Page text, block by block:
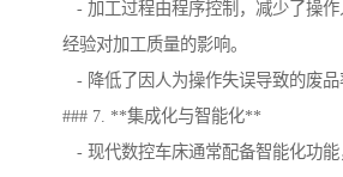
- 加工过程由程序控制，减少了操作
经验对加工质量的影响。
- 降低了因人为操作失误导致的废品
### 7. **集成化与智能化**
- 现代数控车床通常配备智能化功